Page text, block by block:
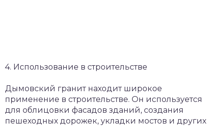
4. Использование в строительстве
Дымовский гранит находит широкое
применение в строительстве. Он используется
для облицовки фасадов зданий, создания
пешеходных дорожек, укладки мостов и других